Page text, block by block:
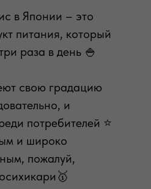
в Японии – это
питания, который
раза в день 🍚
свою градацию
и
потребителей ⭐️
и широко
пожалуй,